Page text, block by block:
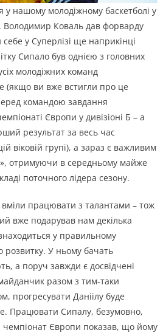
у нашому молодіжному баскетболі у
Володимир Коваль дав форварду
у Суперлізі ще наприкінці
Сипало був однією з головних
молодіжних команд
(якщо ви вже встигли про це
командою завдання
Європи у дивізіоні Б – а
результат за весь час
віковій групі), а зараз є важливим
отримуючи в середньому майже
поточного лідера сезону.
працювати з талантами – тож
вже подарував нам декілька
у правильному
розвитку. У ньому бачать
а поруч завжди є досвідчені
разом з тим-таки
прогресувати Даніілу буде
Працювати Сипалу, безумовно,
чемпіонат Європи показав, що йому